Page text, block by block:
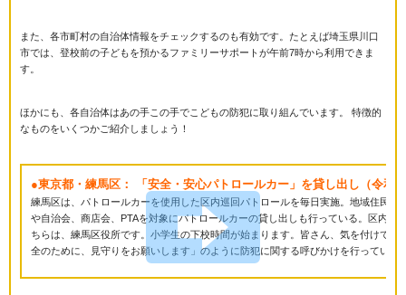
また、各市町村の自治体情報をチェックするのも有効です。たとえば埼玉県川口
市では、登校前の子どもを預かるファミリーサポートが午前7時から利用できま
す。
ほかにも、各自治体はあの手この手でこどもの防犯に取り組んでいます。 特徴的
なものをいくつかご紹介しましょう！
●東京都・練馬区： 「安全・安心パトロールカー」を貸し出し（令和
練馬区は、パトロールカーを使用した区内巡回パトロールを毎日実施。地域住民
や自治会、商店会、PTAを対象にパトロールカーの貸し出しも行っている。区内巡
ちらは、練馬区役所です。小学生の下校時間が始まります。皆さん、気を付けて
全のために、見守りをお願いします」のように防犯に関する呼びかけを行っている